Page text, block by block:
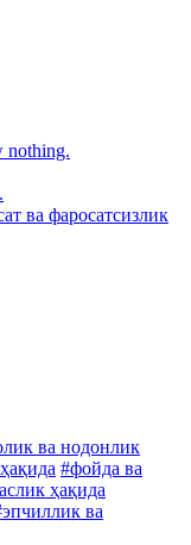
nothing.
ва фаросатсизлик
ва нодонлик
#фойда ва
ҳақида
ва